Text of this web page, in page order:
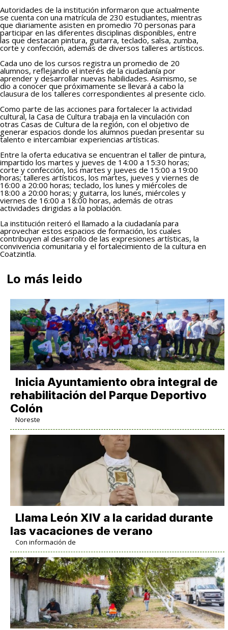
Autoridades de la institución informaron que actualmente
se cuenta con una matrícula de 230 estudiantes, mientras
que diariamente asisten en promedio 70 personas para
participar en las diferentes disciplinas disponibles, entre
las que destacan pintura, guitarra, teclado, salsa, zumba,
corte y confección, además de diversos talleres artísticos.
Cada uno de los cursos registra un promedio de 20
alumnos, reflejando el interés de la ciudadanía por
aprender y desarrollar nuevas habilidades. Asimismo, se
dio a conocer que próximamente se llevará a cabo la
clausura de los talleres correspondientes al presente ciclo.
Como parte de las acciones para fortalecer la actividad
cultural, la Casa de Cultura trabaja en la vinculación con
otras Casas de Cultura de la región, con el objetivo de
generar espacios donde los alumnos puedan presentar su
talento e intercambiar experiencias artísticas.
Entre la oferta educativa se encuentran el taller de pintura,
impartido los martes y jueves de 14:00 a 15:30 horas;
corte y confección, los martes y jueves de 15:00 a 19:00
horas; talleres artísticos, los martes, jueves y viernes de
16:00 a 20:00 horas; teclado, los lunes y miércoles de
18:00 a 20:00 horas; y guitarra, los lunes, miércoles y
viernes de 16:00 a 18:00 horas, además de otras
actividades dirigidas a la población.
La institución reiteró el llamado a la ciudadanía para
aprovechar estos espacios de formación, los cuales
contribuyen al desarrollo de las expresiones artísticas, la
convivencia comunitaria y el fortalecimiento de la cultura en
Coatzintla.
Lo más leido
Inicia Ayuntamiento obra integral de
rehabilitación del Parque Deportivo
Colón
Noreste
Llama León XIV a la caridad durante
las vacaciones de verano
Con información de